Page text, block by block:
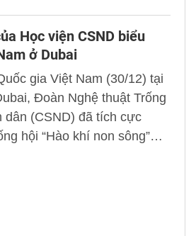
Học viện CSND biểu
ở Dubai
gia Việt Nam (30/12) tại
Đoàn Nghệ thuật Trống
dân (CSND) đã tích cực
hội “Hào khí non sông”